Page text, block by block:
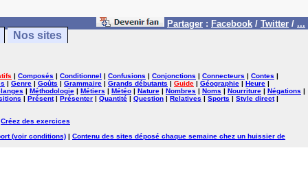
Partager : Facebook / Twitter / ...
Nos sites
| Composés | Conditionnel | Confusions | Conjonctions | Connecteurs | Contes |
| Genre | Goûts | Grammaire | Grands débutants | Guide | Géographie | Heure |
| Méthodologie | Métiers | Météo | Nature | Nombres | Noms | Nourriture | Négations |
| Présent| Présenter | Quantité | Question | Relatives | Sports | Style direct|
Créez des exercices
(voir conditions) | Contenu des sites déposé chaque semaine chez un huissier de